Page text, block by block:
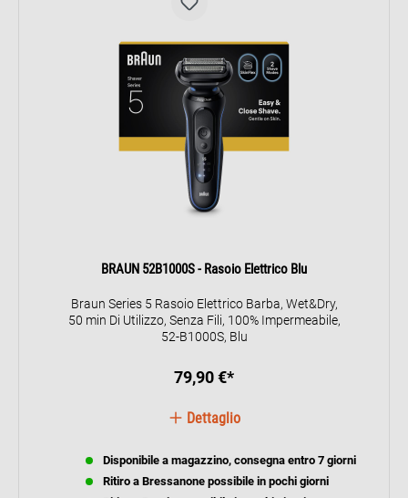
BRAUN 52B1000S - Rasoio Elettrico Blu
Braun Series 5 Rasoio Elettrico Barba, Wet&Dry,
50 min Di Utilizzo, Senza Fili, 100% Impermeabile,
52-B1000S, Blu
79,90 €*
Dettaglio
Disponibile a magazzino, consegna entro 7 giorni
Ritiro a Bressanone possibile in pochi giorni